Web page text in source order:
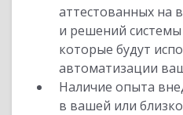
аттестованных на
и решений
которые будут
автоматизации
Наличие опыта
в вашей или